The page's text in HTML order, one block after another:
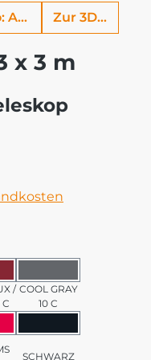
AufbauhilfeZur 3D Ansicht
x 3 m
C / PMS 202 C
/
C
COOL GRAY 10 C
COOL GRAY
10 C
C
C
/ PMS 185 C
SCHWARZ
SCHWARZ